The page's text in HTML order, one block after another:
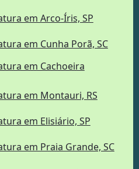
em Arco-Íris, SP
em Cunha Porã, SC
em Cachoeira
em Montauri, RS
em Elisiário, SP
em Praia Grande, SC